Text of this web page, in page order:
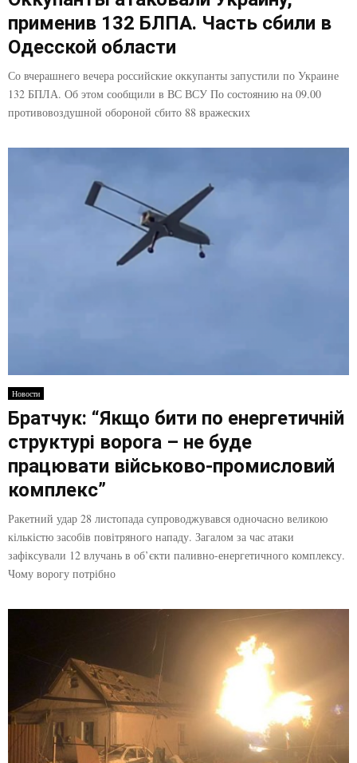
применив 132 БЛПА. Часть сбили в
Одесской области
Со вчерашнего вечера российские оккупанты запустили по Украине
132 БПЛА. Об этом сообщили в ВС ВСУ По состоянию на 09.00
противовоздушной обороной сбито 88 вражеских
Новости
Братчук: “Якщо бити по енергетичній
структурі ворога – не буде
працювати військово-промисловий
комплекс”
Ракетний удар 28 листопада супроводжувався одночасно великою
кількістю засобів повітряного нападу. Загалом за час атаки
зафіксували 12 влучань в об’єкти паливно-енергетичного комплексу.
Чому ворогу потрібно